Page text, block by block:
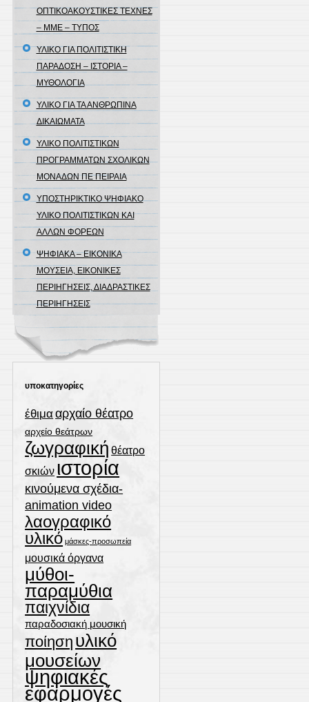
ΟΠΤΙΚΟΑΚΟΥΣΤΙΚΕΣ ΤΕΧΝΕΣ
– ΜΜΕ – ΤΥΠΟΣ
ΥΛΙΚΟ ΓΙΑ ΠΟΛΙΤΙΣΤΙΚΗ
ΠΑΡΑΔΟΣΗ – ΙΣΤΟΡΙΑ –
ΜΥΘΟΛΟΓΙΑ
ΥΛΙΚΟ ΓΙΑ ΤΑ ΑΝΘΡΩΠΙΝΑ
ΔΙΚΑΙΩΜΑΤΑ
ΥΛΙΚΟ ΠΟΛΙΤΙΣΤΙΚΩΝ
ΠΡΟΓΡΑΜΜΑΤΩΝ ΣΧΟΛΙΚΩΝ
ΜΟΝΑΔΩΝ ΠΕ ΠΕΙΡΑΙΑ
ΥΠΟΣΤΗΡΙΚΤΙΚΟ ΨΗΦΙΑΚΟ
ΥΛΙΚΟ ΠΟΛΙΤΙΣΤΙΚΩΝ ΚΑΙ
ΑΛΛΩΝ ΦΟΡΕΩΝ
ΨΗΦΙΑΚΑ – ΕΙΚΟΝΙΚΑ
ΜΟΥΣΕΙΑ, ΕΙΚΟΝΙΚΕΣ
ΠΕΡΙΗΓΗΣΕΙΣ, ΔΙΑΔΡΑΣΤΙΚΕΣ
ΠΕΡΙΗΓΗΣΕΙΣ
υποκατηγορίες
έθιμααρχαίο θέατρο
αρχείο θεάτρων
ζωγραφική θέατρο
σκιών ιστορία
κινούμενα σχέδια-
animation video
λαογραφικό
υλικό μάσκες-προσωπεία
μουσικά όργανα
μύθοι-
παραμύθια
παιχνίδια
παραδοσιακή μουσική
ποίηση υλικό
μουσείων
ψηφιακές
εφαρμογές